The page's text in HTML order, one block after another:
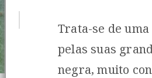
Trata-se de
pelas suas
negra, muito